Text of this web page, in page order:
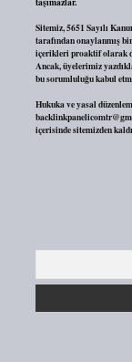
Sitemiz, 5651 Sayılı
tarafından onaylanmış
içerikleri proaktif olarak
Ancak, üyelerimiz
bu sorumluluğu kabul
Hukuka ve yasal
içerisinde sitemizden